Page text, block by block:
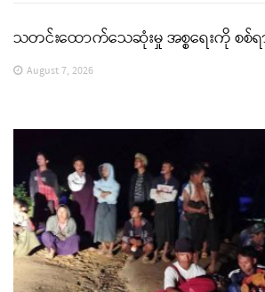
သတင်းထောက်သေဆုံးမှု အစ္စရေးကို စစ်ရ
August 7, 2026